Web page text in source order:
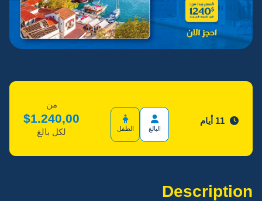
11 أيام
البالغ الطفل
من
$1.240,00
لكل بالغ
Description